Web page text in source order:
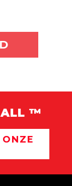
ALL ™